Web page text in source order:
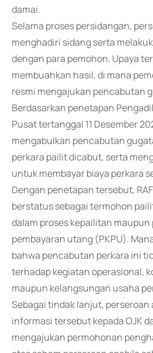
damai.
Selama proses persidangan,
menghadiri sidang serta
dengan para pemohon. Upaya
membuahkan hasil, di mana
resmi mengajukan pencabutan
Berdasarkan penetapan
Pusat tertanggal 11 Desember
mengabulkan pencabutan
perkara pailit dicabut, serta
untuk membayar biaya perkara
Dengan penetapan tersebut,
berstatus sebagai termohon
dalam proses kepailitan
pembayaran utang (PKPU).
bahwa pencabutan perkara ini
terhadap kegiatan operasional,
maupun kelangsungan usaha
Sebagai tindak lanjut, perseroan
informasi tersebut kepada OJK
mengajukan permohonan